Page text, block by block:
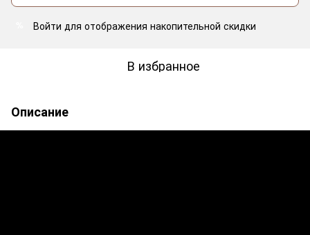
Войти для отображения накопительной скидки
В избранное
Описание